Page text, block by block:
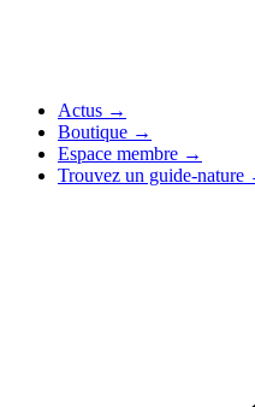
Actus →
Boutique →
Espace membre →
Trouvez un guide-nature